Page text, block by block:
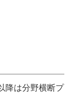
降は分野横断プ